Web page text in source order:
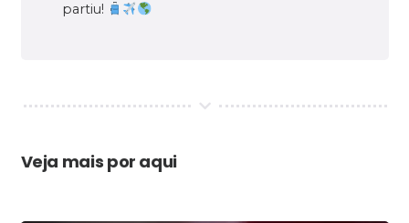
partiu!
Veja mais por aqui